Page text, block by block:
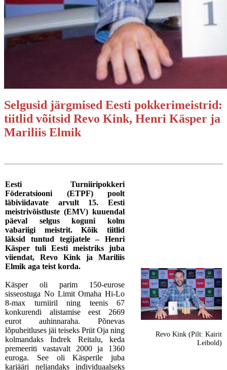
Selgusid järgmised Eesti pokkerimeistrid:
tiitlid võitsid Revo Kink, Henri Käsper ja
Mariliis Elmik
Eesti Turniiripokkeri
Föderatsiooni (ETPF) poolt
läbiviidavate arvult 15. Eesti
meistrivõistluste (EMV) kuuendal
päeval selgus koguni kolm
vabariigi meistrit. Kõik tiitlid
läksid tuntud tegijatele – Henri
Käsper tuli Eesti meistriks juba
viiendat, Revo Kink ja Mariliis
Elmik aga teist korda.
Käsper oli parim 150-eurose
sisseostuga No Limit Omaha Hi-Lo
8-max turniiril ning teenis 67
konkurendi alistamise eest 2669
eurot auhinnaraha. Põnevas
lõpuheitluses jäi teiseks Priit Oja ning
kolmandaks Indrek Reitalu, keda
premeeriti vastavalt 2000 ja 1360
euroga. See oli Käsperile juba
karjääri neljandaks individuaalseks
Revo Kink (Pilt: Kairit
Leibold)